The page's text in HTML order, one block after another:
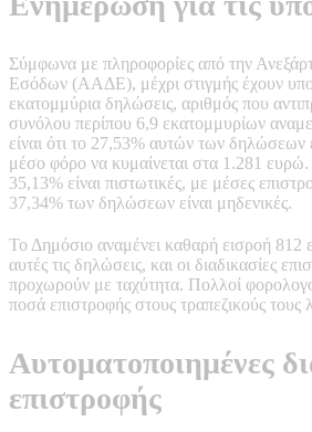
Σύμφωνα με πληροφορίες από την
Εσόδων (ΑΑΔΕ), μέχρι στιγμής έχουν
εκατομμύρια δηλώσεις, αριθμός που
συνόλου περίπου 6,9 εκατομμυρίων
είναι ότι το 27,53% αυτών των δηλώσεων
μέσο φόρο να κυμαίνεται στα 1.281
35,13% είναι πιστωτικές, με μέσες
37,34% των δηλώσεων είναι μηδενικές.
Το Δημόσιο αναμένει καθαρή εισροή
αυτές τις δηλώσεις, και οι διαδικασίες
προχωρούν με ταχύτητα. Πολλοί
ποσά επιστροφής στους τραπεζικούς τους
Αυτοματοποιημένες
επιστροφής